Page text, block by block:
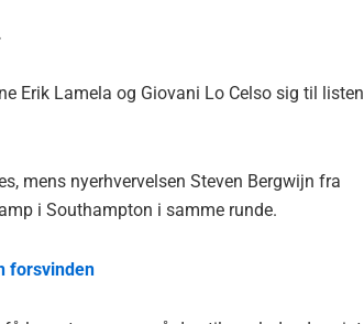
Erik Lamela og Giovani Lo Celso sig til listen
mens nyerhvervelsen Steven Bergwijn fra
i Southampton i samme runde.
forsvinden